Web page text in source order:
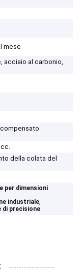
mese
acciaio al carbonio,
della colata del
per dimensioni
industriale,
di precisione